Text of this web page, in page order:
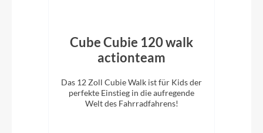
Cube Cubie 120 walk
actionteam
Das 12 Zoll Cubie Walk ist für Kids der
perfekte Einstieg in die aufregende
Welt des Fahrradfahrens!